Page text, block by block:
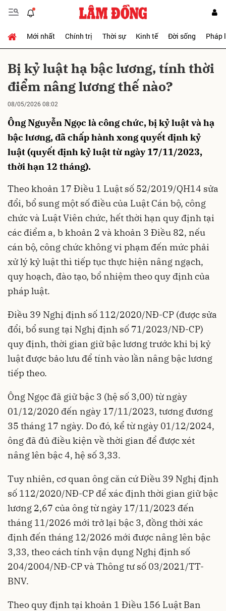
Mới nhất Chính trị Thời sự Kinh tế Đời sống Pháp
Bị kỷ luật hạ bậc lương, tính thời
điểm nâng lương thế nào?
08/05/2026 08:02
Ông Nguyễn Ngọc là công chức, bị kỷ luật và hạ
bậc lương, đã chấp hành xong quyết định kỷ
luật (quyết định kỷ luật từ ngày 17/11/2023,
thời hạn 12 tháng).
Theo khoản 17 Điều 1 Luật số 52/2019/QH14 sửa
đổi, bổ sung một số điều của Luật Cán bộ, công
chức và Luật Viên chức, hết thời hạn quy định tại
các điểm a, b khoản 2 và khoản 3 Điều 82, nếu
cán bộ, công chức không vi phạm đến mức phải
xử lý kỷ luật thì tiếp tục thực hiện nâng ngạch,
quy hoạch, đào tạo, bổ nhiệm theo quy định của
pháp luật.
Điều 39 Nghị định số 112/2020/NĐ-CP (được sửa
đổi, bổ sung tại Nghị định số 71/2023/NĐ-CP)
quy định, thời gian giữ bậc lương trước khi bị kỷ
luật được bảo lưu để tính vào lần nâng bậc lương
tiếp theo.
Ông Ngọc đã giữ bậc 3 (hệ số 3,00) từ ngày
01/12/2020 đến ngày 17/11/2023, tương đương
35 tháng 17 ngày. Do đó, kể từ ngày 01/12/2024,
ông đã đủ điều kiện về thời gian để được xét
nâng lên bậc 4, hệ số 3,33.
Tuy nhiên, cơ quan ông căn cứ Điều 39 Nghị định
số 112/2020/NĐ-CP để xác định thời gian giữ bậc
lương 2,67 của ông từ ngày 17/11/2023 đến
tháng 11/2026 mới trở lại bậc 3, đồng thời xác
định đến tháng 12/2026 mới được nâng lên bậc
3,33, theo cách tính vận dụng Nghị định số
204/2004/NĐ-CP và Thông tư số 03/2021/TT-
BNV.
Theo quy định tại khoản 1 Điều 156 Luật Ban
Gửi bình luận
Hủy Gửi